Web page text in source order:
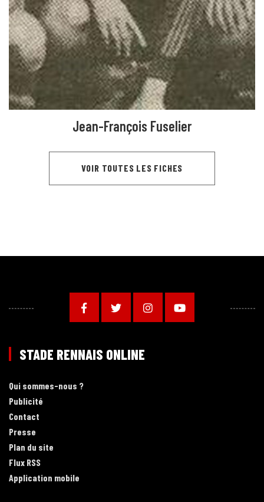
Jean-François Fuselier
VOIR TOUTES LES FICHES
STADE RENNAIS ONLINE
Qui sommes-nous ?
Publicité
Contact
Presse
Plan du site
Flux RSS
Application mobile